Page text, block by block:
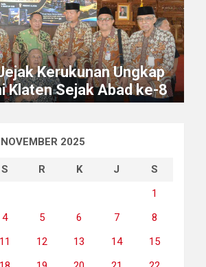
Kerukunan Ungkap
Klaten Sejak Abad ke-8
NOVEMBER 2025
S R K J
S
1
4 5 6 7
8
11 12 13 14
15